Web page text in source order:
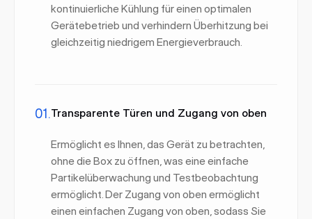
kontinuierliche Kühlung für einen optimalen
Gerätebetrieb und verhindern Überhitzung bei
gleichzeitig niedrigem Energieverbrauch.
01.Transparente Türen und Zugang von oben
Ermöglicht es Ihnen, das Gerät zu betrachten,
ohne die Box zu öffnen, was eine einfache
Partikelüberwachung und Testbeobachtung
ermöglicht. Der Zugang von oben ermöglicht
einen einfachen Zugang von oben, sodass Sie